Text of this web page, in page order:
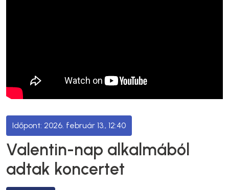
2026. február 13., 12:40
Valentin-nap alkalmából
adtak koncertet